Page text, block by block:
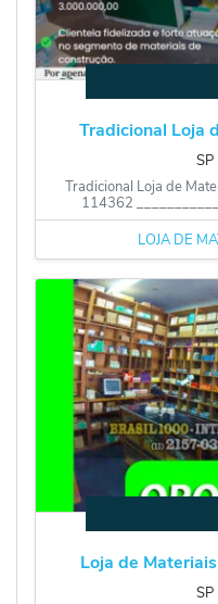
Tradicional Loja
SP
Tradicional Loja de
114362
LOJA DE
Loja de
SP